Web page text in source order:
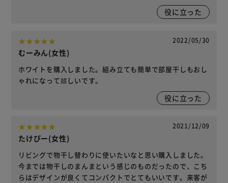
役に立った
2022/05/30
むーみん(女性)
ホワイトを購入しました。組み立ても簡単で部屋干しもおし
ゃれになって嬉しいです。
役に立った
2021/12/09
たけぴー(女性)
リビングで物干し替わりに使いたいなと思い購入しました。
今までは物干しのまんまという感じのものだったので、こち
らはデザインが良くてコンパクトでとてもいいです。来客が